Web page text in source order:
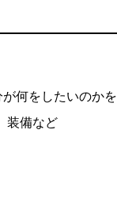
何をしたいのか
装備など